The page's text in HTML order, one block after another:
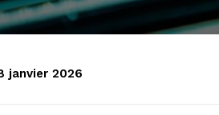
janvier 2026